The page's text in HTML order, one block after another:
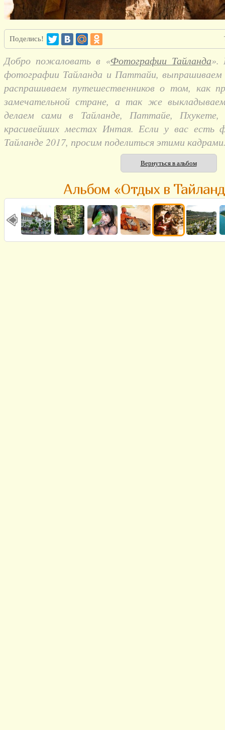
Поделись!
Добро пожаловать в «Фотографии Тайланда».
фотографии Тайланда и Паттайи, выпрашиваем
распрашиваем путешественников о том, как
замечательной стране, а так же
делаем сами в Тайланде, Паттайе,
красивейших местах Интая. Если у вас есть
Тайланде 2017, просим поделиться этими
Вернуться в альбом
Альбом «Отдых в